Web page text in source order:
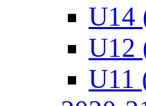
U14
U12
U11